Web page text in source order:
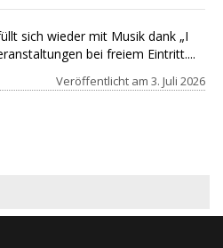
sich wieder mit Musik dank „I
bei freiem Eintritt....
Veröffentlicht am 3. Juli 2026